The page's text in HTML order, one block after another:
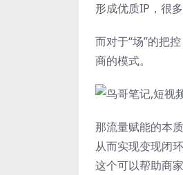
形成优质IP，很
而对于“场”的把
商的模式。
那流量赋能的本
从而实现变现闭
这个可以帮助商